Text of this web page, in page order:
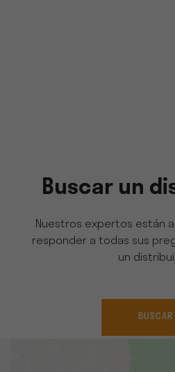
Buscar un
Nuestros expertos están
responder a todas sus
un
BUSCAR